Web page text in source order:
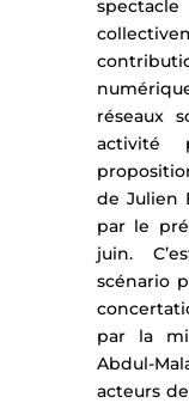
réseaux
activité
de Julien
par le
juin.
scénario
par la
Abdul-
acteurs